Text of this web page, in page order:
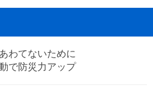
わてないために
で防災力アップ